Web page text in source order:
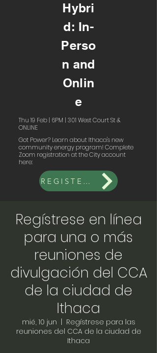
Hybri
d: In-
Perso
n and
Onlin
e
Thu 19 Feb | 6PM | 301 West Court St &
ONLINE
Got Power? Learn about Ithaca's new
community energy program! Complete
Zoom registration at the City account
here:
REGISTER FOR CITY LINK ONLINE
Regístrese en línea
para una o más
reuniones de
divulgación del CCA
de la ciudad de
Ithaca
mié, 10 jun
Regístrese para las
reuniones del CCA de la ciudad de
Ithaca